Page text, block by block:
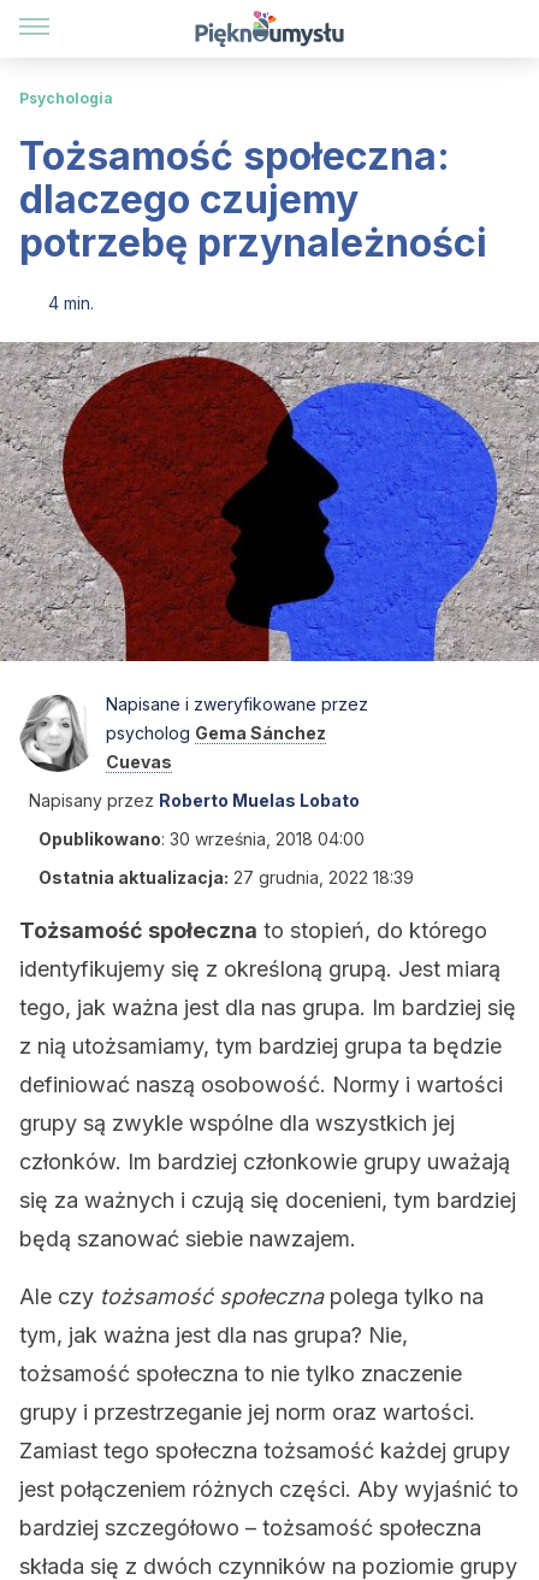
Psychologia
Tożsamość społeczna:
dlaczego czujemy
potrzebę przynależności
4 min.
Napisane i zweryfikowane przez
psycholog Gema Sánchez
Cuevas
Napisany przez Roberto Muelas Lobato
Opublikowano: 30 września, 2018 04:00
Ostatnia aktualizacja: 27 grudnia, 2022 18:39
Tożsamość społeczna to stopień, do którego
identyfikujemy się z określoną grupą. Jest miarą
tego, jak ważna jest dla nas grupa. Im bardziej się
z nią utożsamiamy, tym bardziej grupa ta będzie
definiować naszą osobowość. Normy i wartości
grupy są zwykle wspólne dla wszystkich jej
członków. Im bardziej członkowie grupy uważają
się za ważnych i czują się docenieni, tym bardziej
będą szanować siebie nawzajem.
Ale czy tożsamość społecznapolega tylko na
tym, jak ważna jest dla nas grupa? Nie,
tożsamość społeczna to nie tylko znaczenie
grupy i przestrzeganie jej norm oraz wartości.
Zamiast tego społeczna tożsamość każdej grupy
jest połączeniem różnych części. Aby wyjaśnić to
bardziej szczegółowo – tożsamość społeczna
składa się z dwóch czynników na poziomie grupy